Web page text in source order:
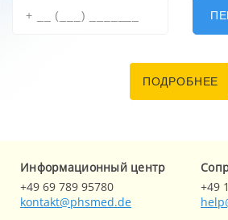
ПОДРОБНЕЕ
Информационный центр
+49 69 789 95780
kontakt@phsmed.de
+49